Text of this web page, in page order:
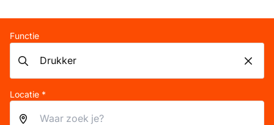
Functie
Locatie *